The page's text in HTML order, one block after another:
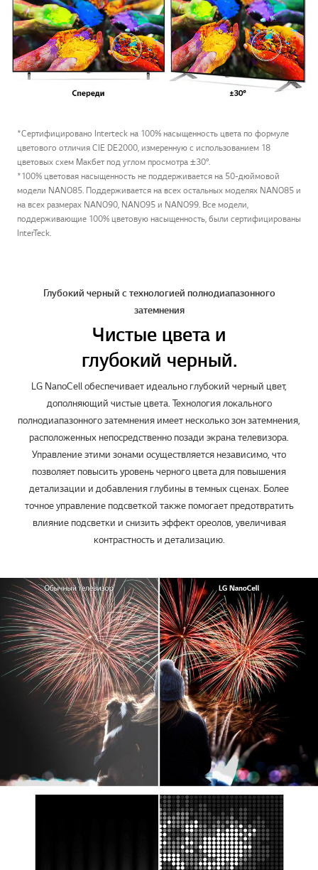
*Сертифицировано Interteck на 100% насыщенность цвета по формуле
цветового отличия CIE DE2000, измеренную с использованием 18
цветовых схем Макбет под углом просмотра ±30°.
*100% цветовая насыщенность не поддерживается на 50-дюймовой
модели NANO85. Поддерживается на всех остальных моделях NANO85 и
на всех размерах NANO90, NANO95 и NANO99. Все модели,
поддерживающие 100% цветовую насыщенность, были сертифицированы
InterTeck.
Глубокий черный с технологией полнодиапазонного
затемнения
Чистые цвета и
глубокий черный.
LG NanoCell обеспечивает идеально глубокий черный цвет,
дополняющий чистые цвета. Технология локального
полнодиапазонного затемнения имеет несколько зон затемнения,
расположенных непосредственно позади экрана телевизора.
Управление этими зонами осуществляется независимо, что
позволяет повысить уровень черного цвета для повышения
детализации и добавления глубины в темных сценах. Более
точное управление подсветкой также помогает предотвратить
влияние подсветки и снизить эффект ореолов, увеличивая
контрастность и детализацию.